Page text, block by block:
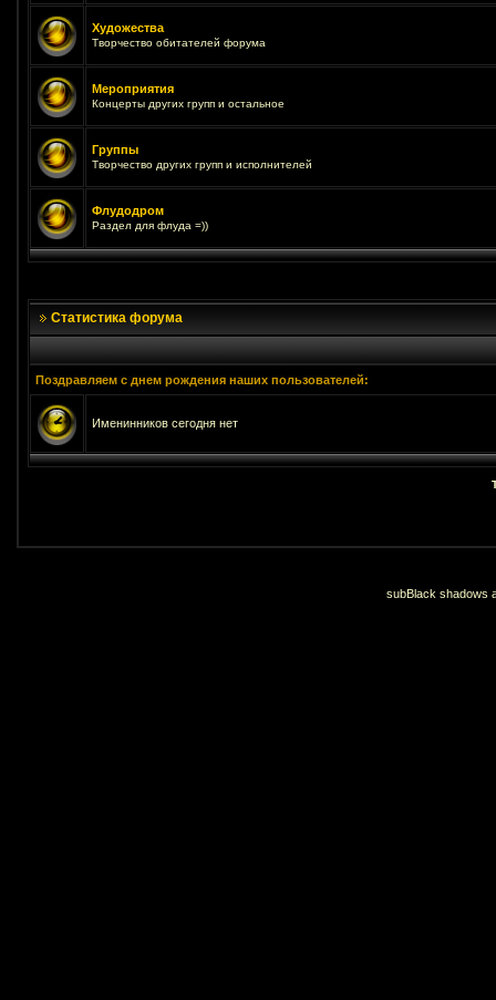
Художества
Творчество обитателей форума
Мероприятия
Концерты других групп и остальное
Группы
Творчество других групп и исполнителей
Флудодром
Раздел для флуда =))
Статистика форума
Поздравляем с днем рождения наших пользователей:
Именинников сегодня нет
subBlack shadows